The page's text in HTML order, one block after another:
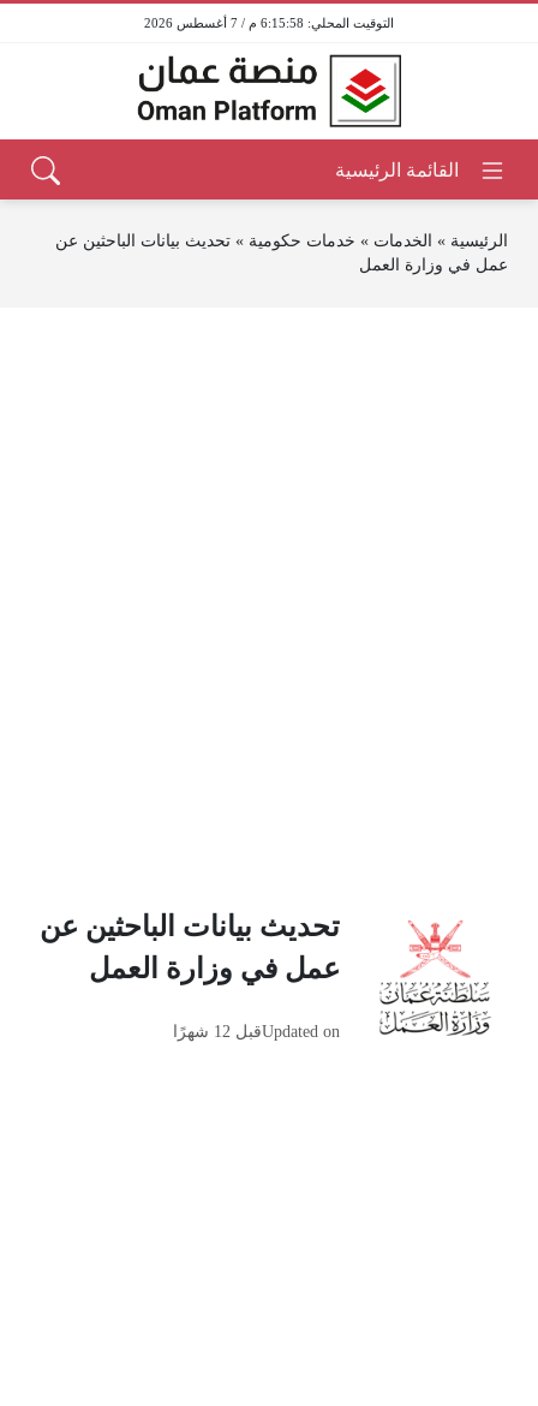
6:15:58 م / 7 أغسطس 2026
الرئيسية » الخدمات » خدمات حكومية » تحديث بيانات الباحثين عن
عمل في وزارة العمل
تحديث بيانات الباحثين عن
عمل في وزارة العمل
Updated onقبل 12 شهرًا